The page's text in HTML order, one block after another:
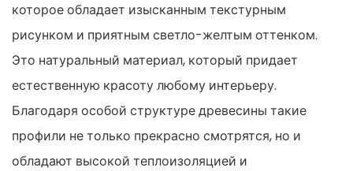
которое обладает изысканным текстурным
рисунком и приятным светло-желтым оттенком.
Это натуральный материал, который придает
естественную красоту любому интерьеру.
Благодаря особой структуре древесины такие
профили не только прекрасно смотрятся, но и
обладают высокой теплоизоляцией и